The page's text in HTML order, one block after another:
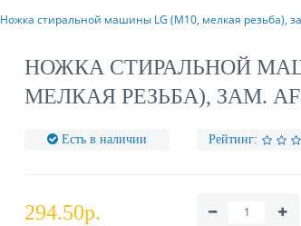
Ножка стиральной машины LG (М10, мелкая резьба),
НОЖКА СТИРАЛЬНОЙ
МЕЛКАЯ РЕЗЬБА), ЗАМ.
Есть в наличии Рейтинг:
294.50р.